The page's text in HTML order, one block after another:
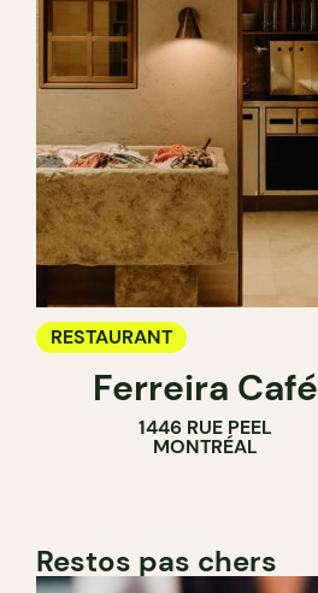
RESTAURANT
Ferreira Café
1446 RUE PEEL
MONTRÉAL
Restos pas chers